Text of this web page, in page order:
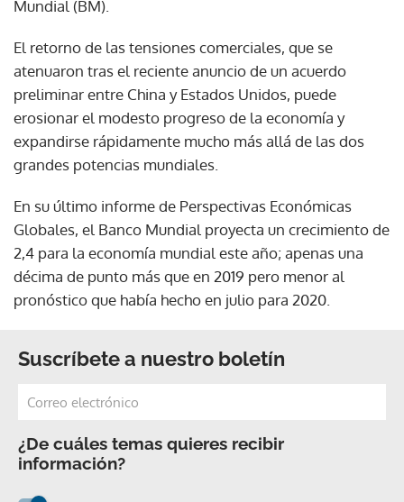
Mundial (BM).
El retorno de las tensiones comerciales, que se
atenuaron tras el reciente anuncio de un acuerdo
preliminar entre China y Estados Unidos, puede
erosionar el modesto progreso de la economía y
expandirse rápidamente mucho más allá de las dos
grandes potencias mundiales.
En su último informe de Perspectivas Económicas
Globales, el Banco Mundial proyecta un crecimiento de
2,4 para la economía mundial este año; apenas una
décima de punto más que en 2019 pero menor al
pronóstico que había hecho en julio para 2020.
Suscríbete a nuestro boletín
¿De cuáles temas quieres recibir
información?